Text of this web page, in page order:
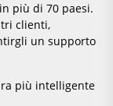
più di 70 paesi.
clienti,
un supporto
più intelligente